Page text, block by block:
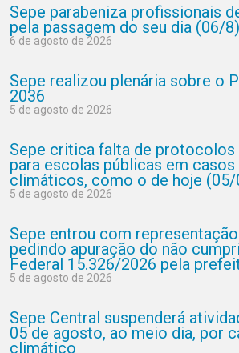
Sepe parabeniza profissionais
pela passagem do seu dia (06/8)
6 de agosto de 2026
Sepe realizou plenária sobre o
2036
5 de agosto de 2026
Sepe critica falta de protocolos
para escolas públicas em
climáticos, como o de hoje (05/
5 de agosto de 2026
Sepe entrou com
pedindo apuração do não
Federal 15.326/2026 pela
5 de agosto de 2026
Sepe Central suspenderá
05 de agosto, ao meio dia, por
climático